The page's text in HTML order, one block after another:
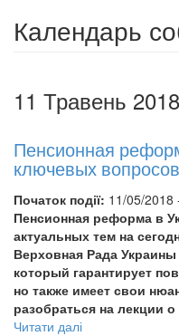
Календарь
11 Травень 2018
Пенсионная
ключевых вопросов
Початок події: 11/05/2018
Пенсионная реформа в
актуальных тем на
Верховная Рада
который гарантирует
но также имеет свои
разобраться на лекции
Читати далі